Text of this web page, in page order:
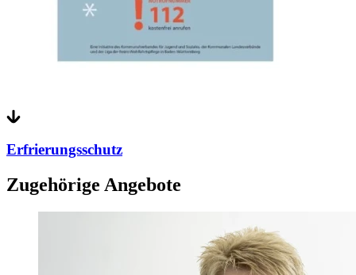
Erfrierungsschutz
Zugehörige Angebote